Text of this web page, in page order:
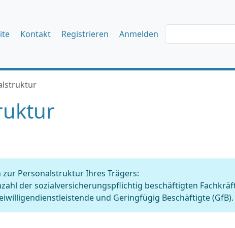
Kontakt Registrieren Anmelden
zur Personalstruktur Ihres Trägers:
der sozialversicherungspflichtig beschäftigten
und Geringfügig Beschäftigte (GfB).